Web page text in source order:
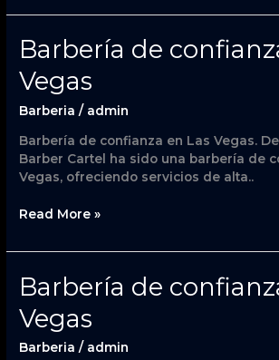
Barbería de
Vegas
Barberia / admin
Barbería de confianza en Las Vegas.
Barber Cartel ha sido una barbería de
Vegas, ofreciendo servicios de alta..
Barbería
de
confianza
Las
Vegas
Read More »
Barbería de
Vegas
Barberia / admin
Barbería
de
confianza
Las